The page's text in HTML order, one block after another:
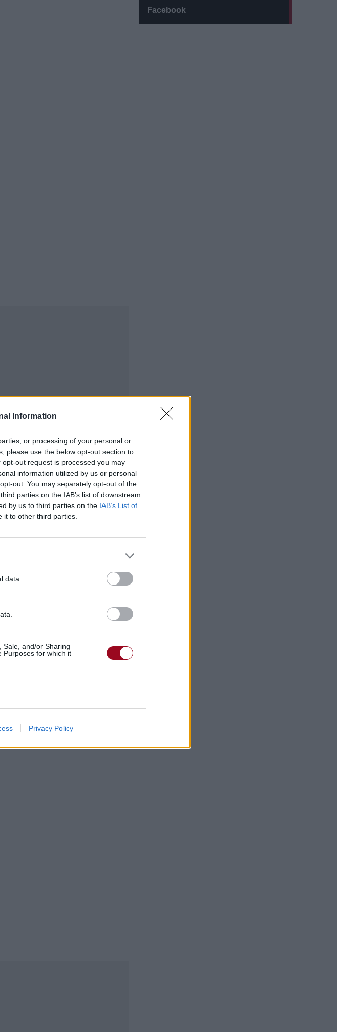
Information
or processing of your personal or
please use the below opt-out section to
out request is processed you may
information utilized by us or personal
out. You may separately opt-out of the
parties on the IAB’s list of downstream
by us to third parties on the IAB’s List of
it to other third parties.
data.
Sale, and/or Sharing
Purposes for which it
Privacy Policy
Facebook